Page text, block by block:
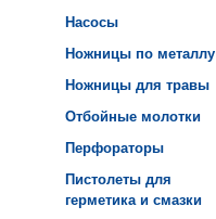
Насосы
Ножницы по металлу
Ножницы для травы
Отбойные молотки
Перфораторы
Пистолеты для
герметика и смазки